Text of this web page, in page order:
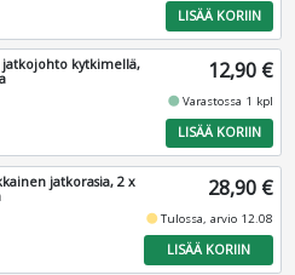
LISÄÄ KORIIN
kytkimellä,
12,90 €
fiber_manual_recordVarastossa 1 kpl
LISÄÄ KORIIN
jatkorasia, 2 x
28,90 €
fiber_manual_recordTulossa, arvio 12.08
LISÄÄ KORIIN